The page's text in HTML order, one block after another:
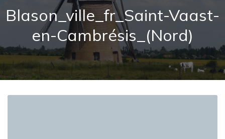
Blason_ville_fr_Saint-Vaast-
en-Cambrésis_(Nord)